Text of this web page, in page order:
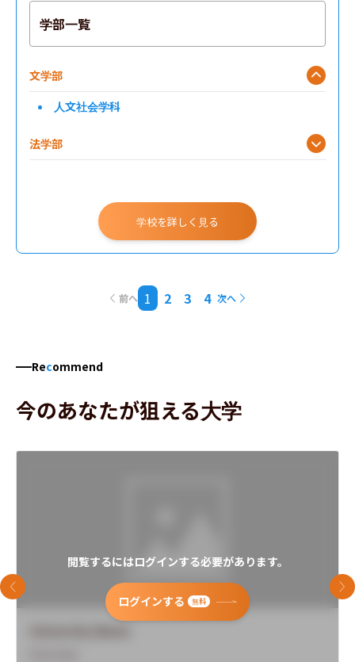
学部一覧
文学部
人文社会学科
法学部
学校を詳しく見る
前へ 1 2 3 4 次へ
Recommend
今のあなたが狙える大学
閲覧するにはログインする必要があります。
ログインする 無料
前のスライド 次